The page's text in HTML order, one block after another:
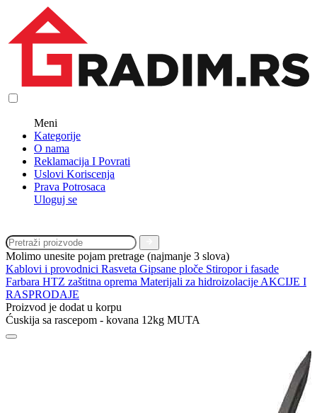
Meni
Kategorije
O nama
Reklamacija I Povrati
Uslovi Koriscenja
Prava Potrosaca
Uloguj se
Molimo unesite pojam pretrage (najmanje 3 slova)
Kablovi i provodnici Rasveta Gipsane ploče Stiropor i fasade
Farbara HTZ zaštitna oprema Materijali za hidroizolacije AKCIJE I
RASPRODAJE
Proizvod je dodat u korpu
Ćuskija sa rascepom - kovana 12kg MUTA